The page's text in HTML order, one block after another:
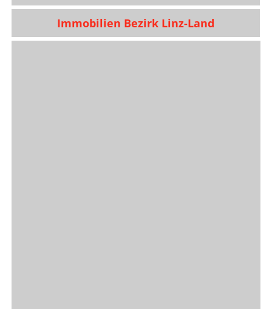
Immobilien Bezirk Linz-Land